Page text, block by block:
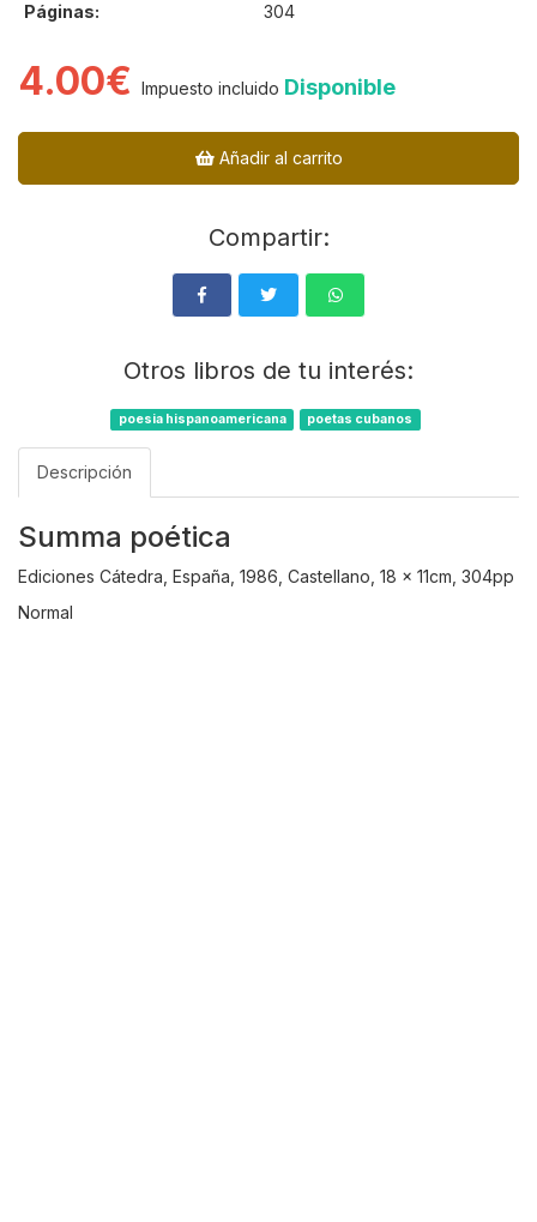
Páginas:
304
4.00€ Impuesto incluido Disponible
Añadir al carrito
Compartir:
Otros libros de tu interés:
poesia hispanoamericana poetas cubanos
Descripción
Summa poética
Ediciones Cátedra, España, 1986, Castellano, 18 x 11cm, 304pp
Normal